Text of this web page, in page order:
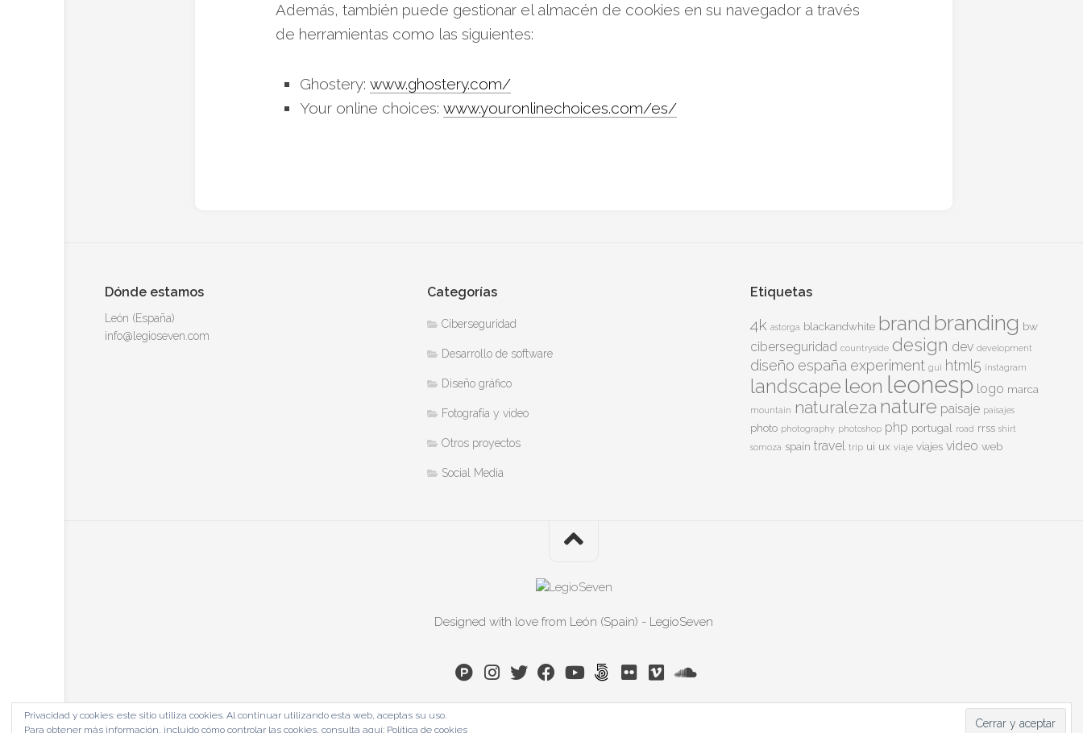
Además, también puede gestionar el almacén de cookies en su navegador a través
de herramientas como las siguientes:
Ghostery: www.ghostery.com/
Your online choices: www.youronlinechoices.com/es/
Dónde estamos
León (España)
info@legioseven.com
Categorías
Ciberseguridad
Desarrollo de software
Diseño gráfico
Fotografía y video
Otros proyectos
Social Media
Etiquetas
4k astorga blackandwhite brand branding bw
ciberseguridad countryside design dev development
diseño españa experiment gui html5 instagram
landscape leon leonesp logo marca
mountain naturaleza nature paisaje paisajes
photo photography photoshop php portugal road rrss shirt
somoza spain travel trip ui ux viaje viajes video web
Designed with love from León (Spain) - LegioSeven
Privacidad y cookies: este sitio utiliza cookies. Al continuar utilizando esta web, aceptas su uso.
Para obtener más información, incluido cómo controlar las cookies, consulta aquí: Política de cookies